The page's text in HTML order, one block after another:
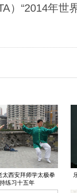
）“2014年世
北大讲座 场面火爆临
加直播分场